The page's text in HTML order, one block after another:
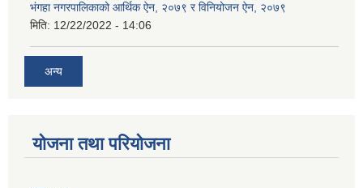
भंगहा नगरपालिकाको आर्थिक ऐन, २०७९ र विनियोजन ऐन, २०७९
मिति: 12/22/2022 - 14:06
अन्य
योजना तथा परियोजना